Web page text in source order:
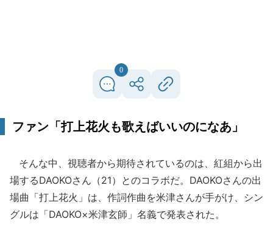
0
ファン「打上花火も歌えばいいのになあ」
そんな中、視聴者から期待されているのは、紅組から出
場するDAOKOさん（21）とのコラボだ。DAOKOさんの出
場曲「打上花火」は、作詞作曲を米津さんが手がけ、シン
グルは「DAOKO×米津玄師」名義で発表された。